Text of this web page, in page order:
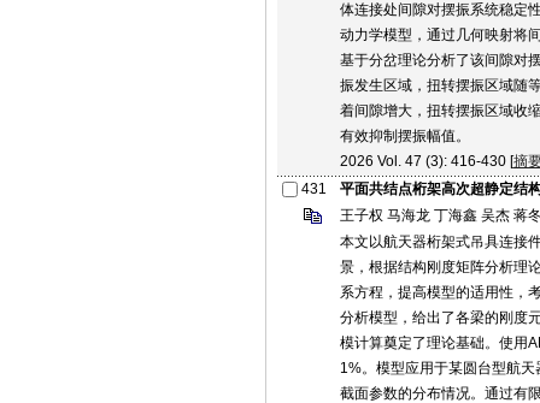
体连接处间隙对摆振系统稳定
动力学模型，通过几何映射将
基于分岔理论分析了该间隙对
振发生区域，扭转摆振区域随
着间隙增大，扭转摆振区域收
有效抑制摆振幅值。
2026 Vol. 47 (3): 416-430 [摘
431
平面共结点桁架高次超静定结
王子权 马海龙 丁海鑫 吴杰 蒋
本文以航天器桁架式吊具连接
景，根据结构刚度矩阵分析理
系方程，提高模型的适用性，
分析模型，给出了各梁的刚度
模计算奠定了理论基础。使用
1%。模型应用于某圆台型航
截面参数的分布情况。通过有